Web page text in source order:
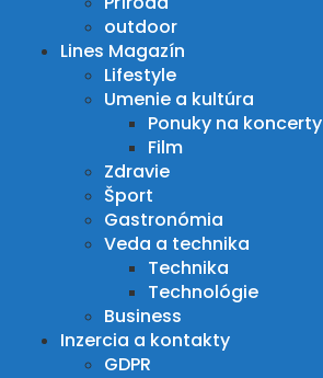
outdoor
Lines Magazín
Lifestyle
Umenie a kultúra
Ponuky na koncerty
Film
Zdravie
Šport
Gastronómia
Veda a technika
Technika
Technológie
Business
Inzercia a kontakty
GDPR